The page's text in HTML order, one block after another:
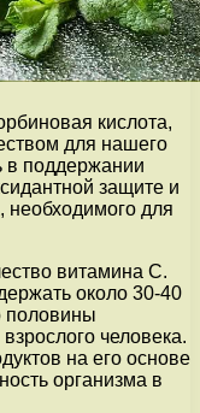
кислота,
для нашего
в поддержании
защите и
для
витамина C.
около 30-40
половины
человека.
на его основе
организма в